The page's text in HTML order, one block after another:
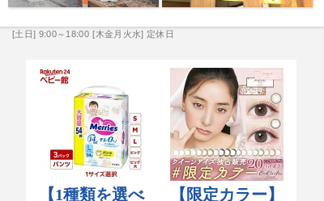
[土日] 9:00～18:00 [木金月火水] 定休日